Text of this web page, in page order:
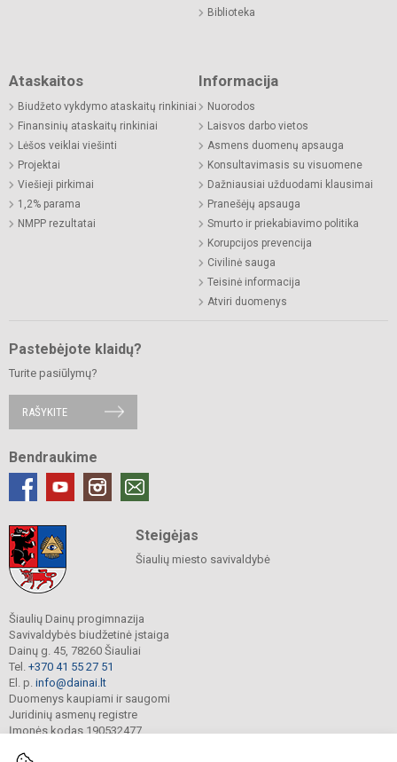
Biblioteka
Ataskaitos
Biudžeto vykdymo ataskaitų rinkiniai
Finansinių ataskaitų rinkiniai
Lėšos veiklai viešinti
Projektai
Viešieji pirkimai
1,2% parama
NMPP rezultatai
Informacija
Nuorodos
Laisvos darbo vietos
Asmens duomenų apsauga
Konsultavimasis su visuomene
Dažniausiai užduodami klausimai
Pranešėjų apsauga
Smurto ir priekabiavimo politika
Korupcijos prevencija
Civilinė sauga
Teisinė informacija
Atviri duomenys
Pastebėjote klaidų?
Turite pasiūlymų?
RAŠYKITE
Bendraukime
Steigėjas
Šiaulių miesto savivaldybė
Šiaulių Dainų progimnazija
Savivaldybės biudžetinė įstaiga
Dainų g. 45, 78260 Šiauliai
Tel. +370 41 55 27 51
El. p. info@dainai.lt
Duomenys kaupiami ir saugomi
Juridinių asmenų registre
Įmonės kodas 190532477